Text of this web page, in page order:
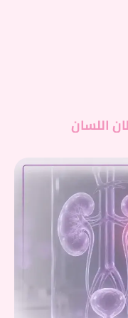
اللسان